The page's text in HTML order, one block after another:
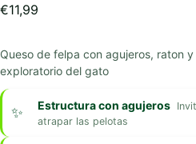
€11,99
Queso de felpa con agujeros, raton
exploratorio del gato
Estructura con agujeros
atrapar las pelotas